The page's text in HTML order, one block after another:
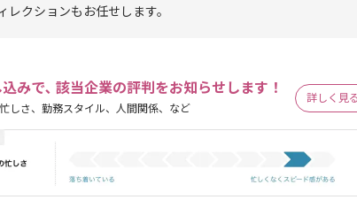
クションもお任せします。
みで､ 該当企業の評判をお知らせします！
しさ、勤務スタイル、人間関係、など
詳しく見る